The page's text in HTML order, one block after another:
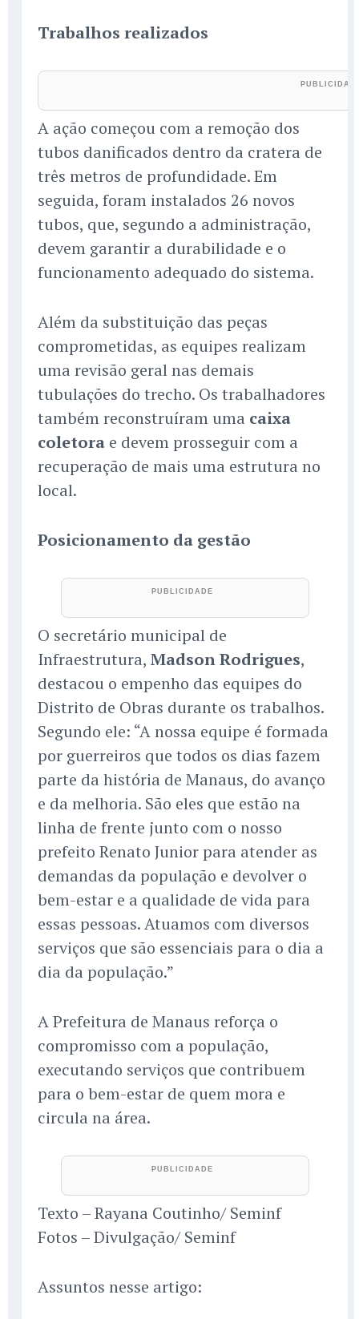
Trabalhos realizados
A ação começou com a remoção dos
tubos danificados dentro da cratera de
três metros de profundidade. Em
seguida, foram instalados 26 novos
tubos, que, segundo a administração,
devem garantir a durabilidade e o
funcionamento adequado do sistema.
Além da substituição das peças
comprometidas, as equipes realizam
uma revisão geral nas demais
tubulações do trecho. Os trabalhadores
também reconstruíram uma caixa
coletora e devem prosseguir com a
recuperação de mais uma estrutura no
local.
Posicionamento da gestão
O secretário municipal de
Infraestrutura, Madson Rodrigues,
destacou o empenho das equipes do
Distrito de Obras durante os trabalhos.
Segundo ele: “A nossa equipe é formada
por guerreiros que todos os dias fazem
parte da história de Manaus, do avanço
e da melhoria. São eles que estão na
linha de frente junto com o nosso
prefeito Renato Junior para atender as
demandas da população e devolver o
bem-estar e a qualidade de vida para
essas pessoas. Atuamos com diversos
serviços que são essenciais para o dia a
dia da população.”
A Prefeitura de Manaus reforça o
compromisso com a população,
executando serviços que contribuem
para o bem-estar de quem mora e
circula na área.
Texto – Rayana Coutinho/ Seminf
Fotos – Divulgação/ Seminf
Assuntos nesse artigo: